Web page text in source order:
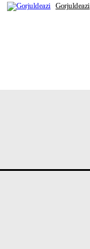
Gorjuldeazi